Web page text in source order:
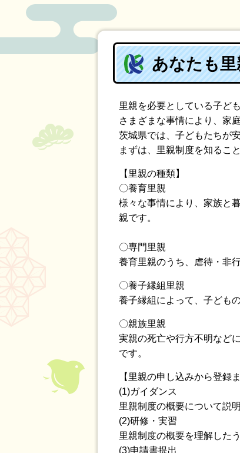
あなたも
里親を必要としている子ど
さまざまな事情により、家
茨城県では、子どもたちが
まずは、里親制度を知るこ
【里親の種類】
〇養育里親
様々な事情により、家族と
親です。
〇専門里親
養育里親のうち、虐待・非
〇養子縁組里親
養子縁組によって、子ども
〇親族里親
実親の死亡や行方不明など
です。
【里親の申し込みから登録
(1)ガイダンス
里親制度の概要について説
(2)研修・実習
里親制度の概要を理解した
(3)申請書提出